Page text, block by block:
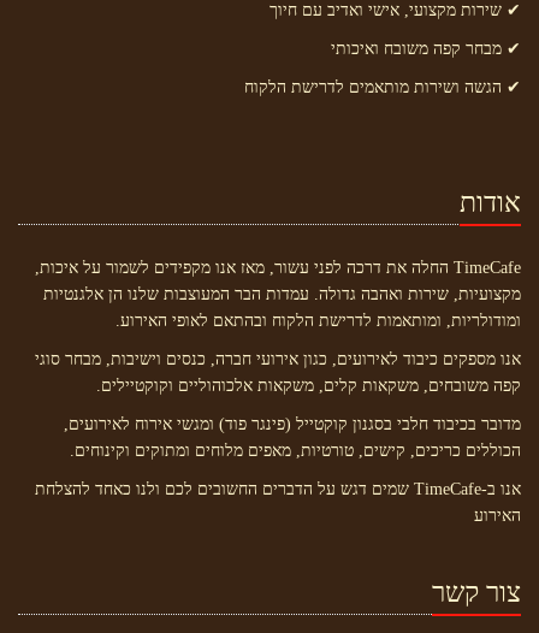
✔ שירות מקצועי, אישי ואדיב עם חיוך
✔ מבחר קפה משובח ואיכותי
✔ הגשה ושירות מותאמים לדרישת הלקוח
אודות
TimeCafe החלה את דרכה לפני עשור, מאז אנו מקפידים לשמור על איכות,
מקצועיות, שירות ואהבה גדולה. עמדות הבר המעוצבות שלנו הן אלגנטיות
ומודולריות, ומותאמות לדרישת הלקוח ובהתאם לאופי האירוע.
אנו מספקים כיבוד לאירועים, כגון אירועי חברה, כנסים וישיבות, מבחר סוגי
קפה משובחים, משקאות קלים, משקאות אלכוהוליים וקוקטיילים.
מדובר בכיבוד חלבי בסגנון קוקטייל (פינגר פוד) ומגשי אירוח לאירועים,
הכוללים כריכים, קישים, טורטיות, מאפים מלוחים ומתוקים וקינוחים.
אנו ב-TimeCafe שמים דגש על הדברים החשובים לכם ולנו כאחד להצלחת
האירוע
צור קשר